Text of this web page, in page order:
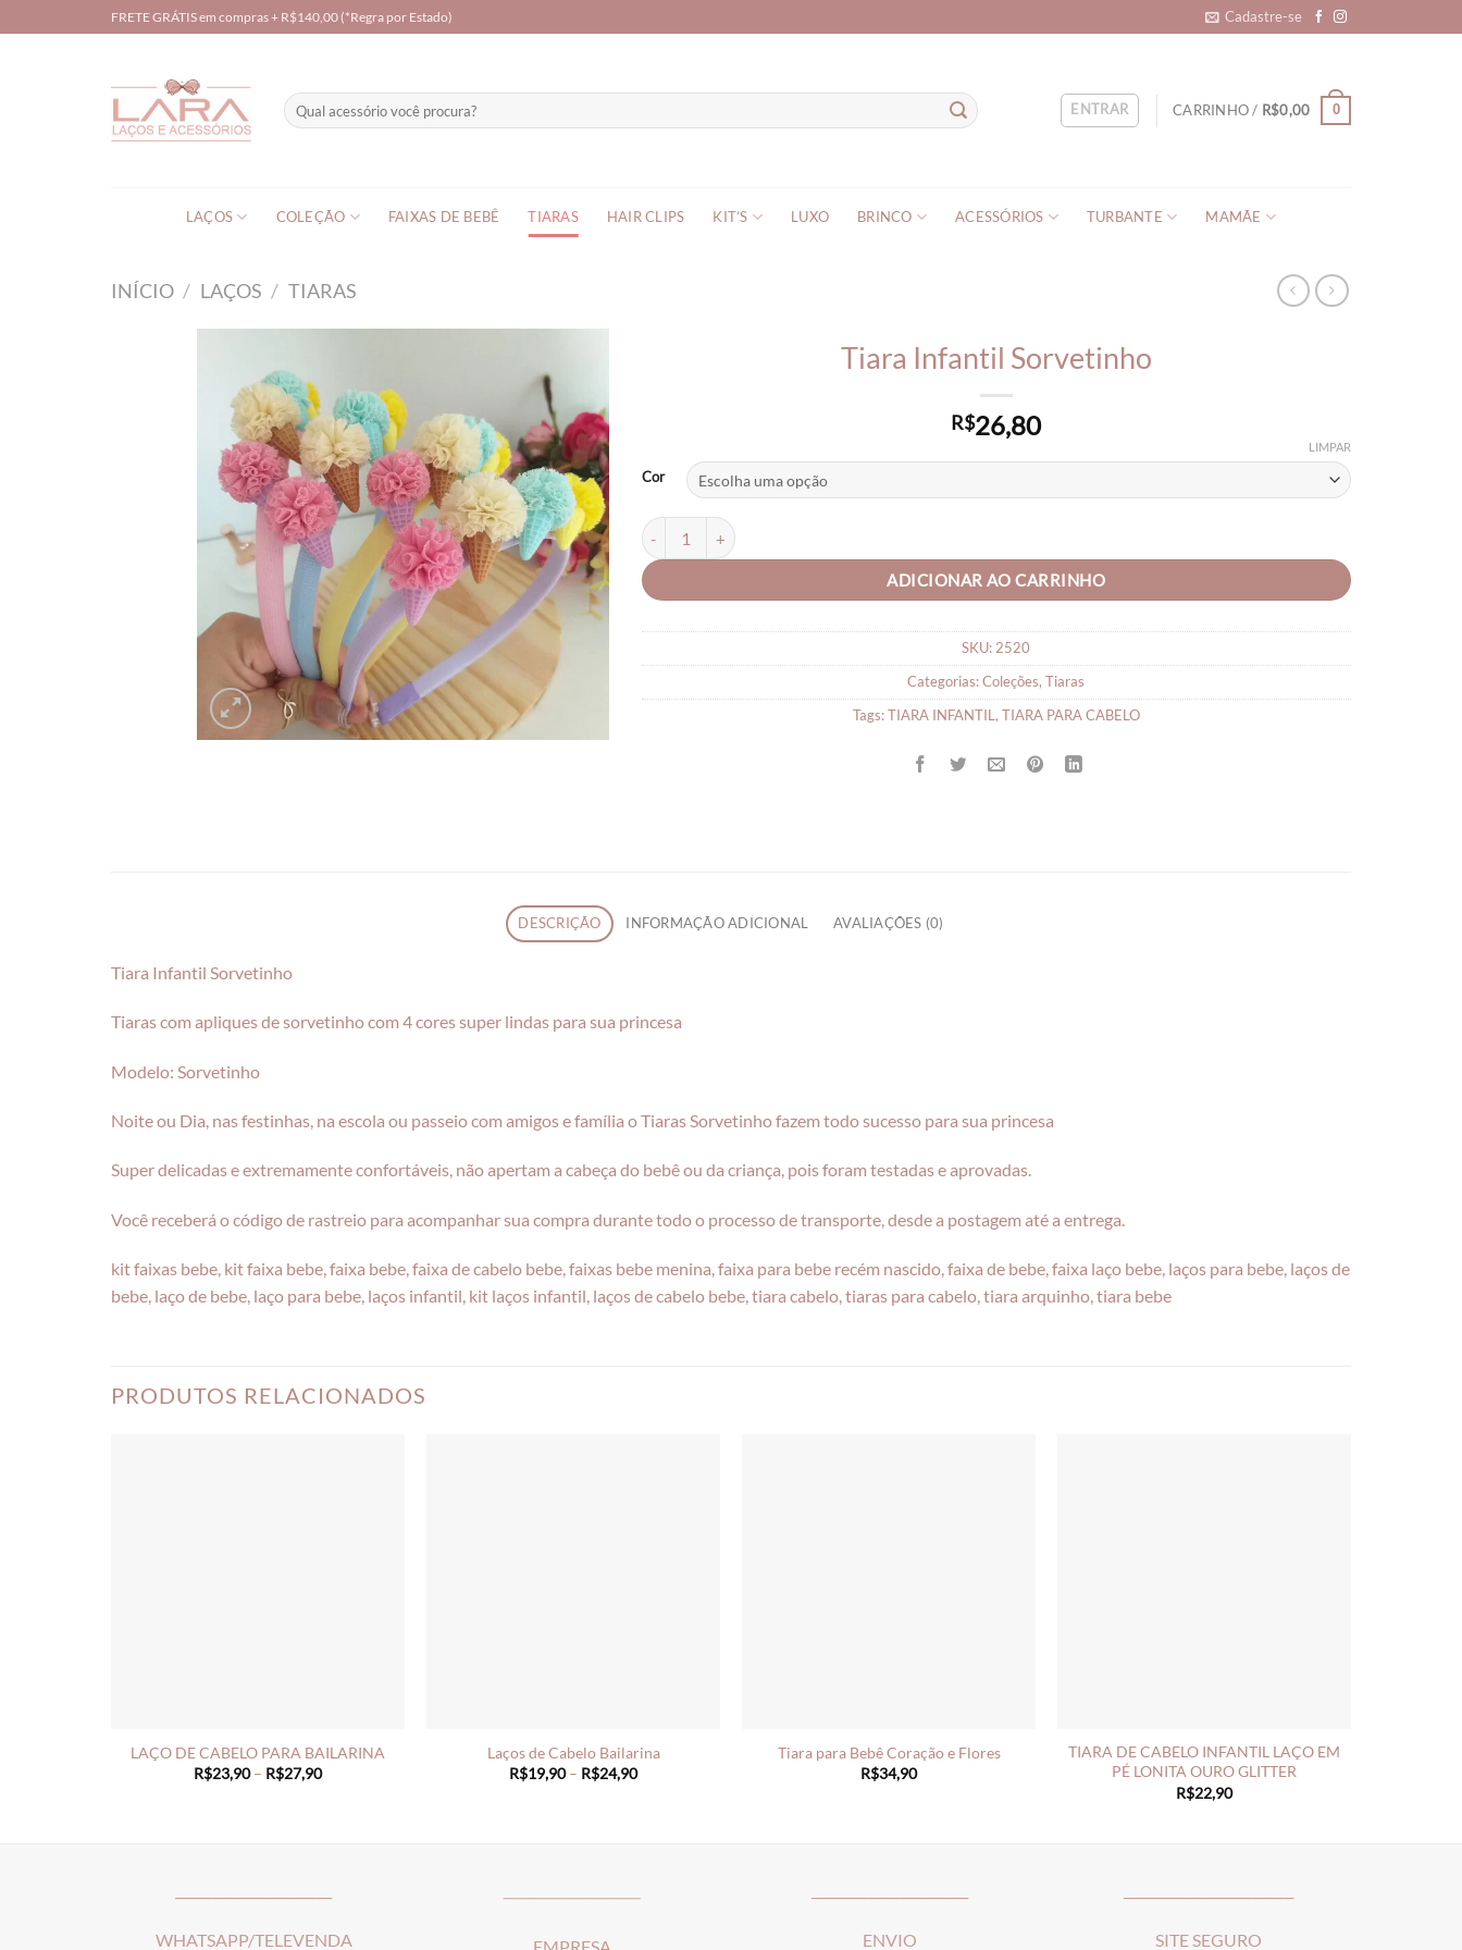
to
FRETE GRÁTIS em compras + R$140,00 (*Regra por Estado) Cadastre-se
Pesquisar
por:
ENTRAR CARRINHO / R$0,00 0
LAÇOS COLEÇÃO FAIXAS DE BEBÊ TIARAS HAIR CLIPS KIT’S LUXO BRINCO ACESSÓRIOS TURBANTE MAMÃE
INÍCIO / LAÇOS / TIARAS
Tiara Infantil Sorvetinho
R$26,80
Cor
LIMPAR
Tiara Infantil Sorvetinho quantidade
ADICIONAR AO CARRINHO
SKU:2520
Categorias:Coleções,Tiaras
Tags: TIARA INFANTIL, TIARA PARA CABELO
DESCRIÇÃO INFORMAÇÃO ADICIONAL AVALIAÇÕES (0)
Tiara Infantil Sorvetinho
Tiaras com apliques de sorvetinho com 4 cores super lindas para sua princesa
Modelo: Sorvetinho
Noite ou Dia, nas festinhas, na escola ou passeio com amigos e família o Tiaras Sorvetinho fazem todo sucesso para sua princesa
Super delicadas e extremamente confortáveis, não apertam a cabeça do bebê ou da criança, pois foram testadas e aprovadas.
Você receberá o código de rastreio para acompanhar sua compra durante todo o processo de transporte, desde a postagem até a entrega.
kit faixas bebe, kit faixa bebe, faixa bebe, faixa de cabelo bebe, faixas bebe menina, faixa para bebe recém nascido, faixa de bebe, faixa laço bebe, laços para bebe, laços de
bebe, laço de bebe, laço para bebe, laços infantil, kit laços infantil, laços de cabelo bebe, tiara cabelo, tiaras para cabelo, tiara arquinho, tiara bebe
PRODUTOS RELACIONADOS
LAÇO DE CABELO PARA BAILARINA
R$23,90 – R$27,90Price
Laços de Cabelo Bailarina
R$19,90 – R$24,90Price
Tiara para Bebê Coração e Flores
R$34,90
TIARA DE CABELO INFANTIL LAÇO EM
PÉ LONITA OURO GLITTER
R$22,90
WHATSAPP/TELEVENDA ENVIO SITE SEGURO